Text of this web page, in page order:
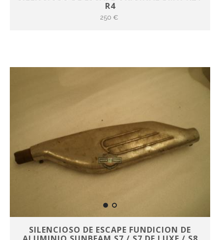
R4
250 €
SILENCIOSO DE ESCAPE FUNDICION DE